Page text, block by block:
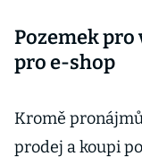
Pozemek
pro e-shop
Kromě
prodej a koupi